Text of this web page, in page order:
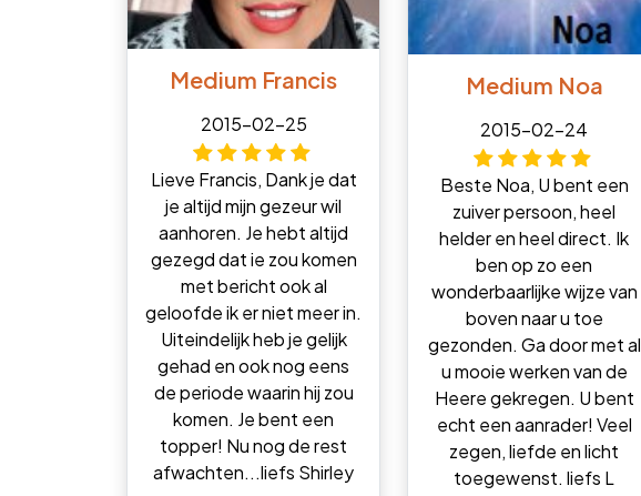
Medium Francis
2015-02-25
Lieve Francis, Dank je dat
je altijd mijn gezeur wil
aanhoren. Je hebt altijd
gezegd dat ie zou komen
met bericht ook al
geloofde ik er niet meer in.
Uiteindelijk heb je gelijk
gehad en ook nog eens
de periode waarin hij zou
komen. Je bent een
topper! Nu nog de rest
afwachten...liefs Shirley
Medium Noa
2015-02-24
Beste Noa, U bent een
zuiver persoon, heel
helder en heel direct. Ik
ben op zo een
wonderbaarlijke wijze van
boven naar u toe
gezonden. Ga door met al
u mooie werken van de
Heere gekregen. U bent
echt een aanrader! Veel
zegen, liefde en licht
toegewenst. liefs L